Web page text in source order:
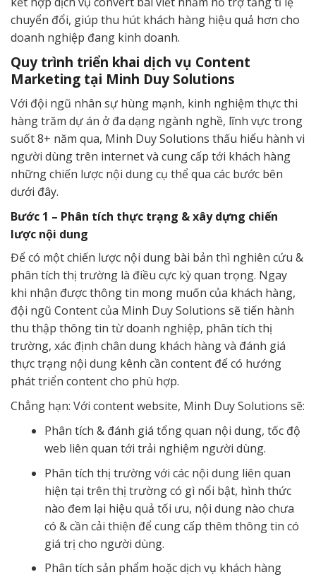
chuyển đổi, giúp thu hút khách hàng hiệu quả hơn cho
doanh nghiệp đang kinh doanh.
Quy trình triển khai dịch vụ Content
Marketing tại Minh Duy Solutions
Với đội ngũ nhân sự hùng mạnh, kinh nghiệm thực thi
hàng trăm dự án ở đa dạng ngành nghề, lĩnh vực trong
suốt 8+ năm qua, Minh Duy Solutions thấu hiểu hành vi
người dùng trên internet và cung cấp tới khách hàng
những chiến lược nội dung cụ thể qua các bước bên
dưới đây.
Bước 1 – Phân tích thực trạng & xây dựng chiến
lược nội dung
Để có một chiến lược nội dung bài bản thì nghiên cứu &
phân tích thị trường là điều cực kỳ quan trọng. Ngay
khi nhận được thông tin mong muốn của khách hàng,
đội ngũ Content của Minh Duy Solutions sẽ tiến hành
thu thập thông tin từ doanh nghiệp, phân tích thị
trường, xác định chân dung khách hàng và đánh giá
thực trạng nội dung kênh cần content để có hướng
phát triển content cho phù hợp.
Chẳng hạn: Với content website, Minh Duy Solutions sẽ:
Phân tích & đánh giá tổng quan nội dung, tốc độ
web liên quan tới trải nghiệm người dùng.
Phân tích thị trường với các nội dung liên quan
hiện tại trên thị trường có gì nổi bật, hình thức
nào đem lại hiệu quả tối ưu, nội dung nào chưa
có & cần cải thiện để cung cấp thêm thông tin có
giá trị cho người dùng.
Phân tích sản phẩm hoặc dịch vụ khách hàng